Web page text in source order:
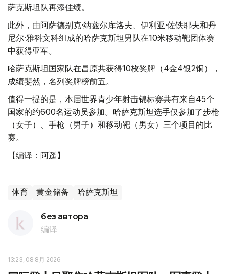
萨克斯坦队再添佳绩。
此外，由阿萨德别克·纳兹尔库洛夫、伊利亚·佐铁耶夫和丹
尼尔·雅科文科组成的哈萨克斯坦男队在10米移动靶团体赛
中获得亚军。
哈萨克斯坦国家队在昌原共获得10枚奖牌（4金4银2铜），
成绩斐然，名列奖牌榜前五。
值得一提的是，本届世界青少年射击锦标赛共有来自45个
国家的约600名运动员参加。哈萨克斯坦选手仅参加了步枪
（女子）、手枪（男子）和移动靶（男女）三个项目的比
赛。
【编译：阿遥】
体育 黄金储备 哈萨克斯坦
без автора
编译
13:23, 08 8月 2026